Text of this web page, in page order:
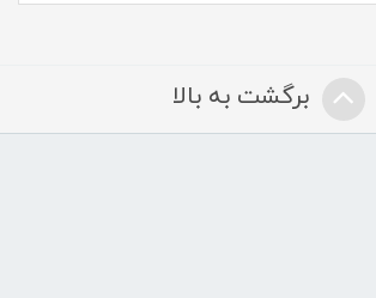
برگشت به بالا